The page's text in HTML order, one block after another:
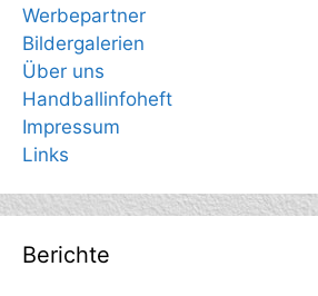
Werbepartner
Bildergalerien
Über uns
Handballinfoheft
Impressum
Links
Berichte